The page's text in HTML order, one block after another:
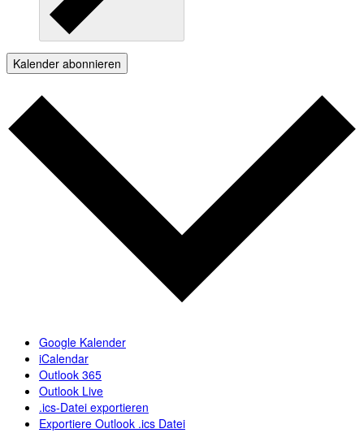
Kalender abonnieren
Google Kalender
iCalendar
Outlook 365
Outlook Live
.ics-Datei exportieren
Exportiere Outlook .ics Datei